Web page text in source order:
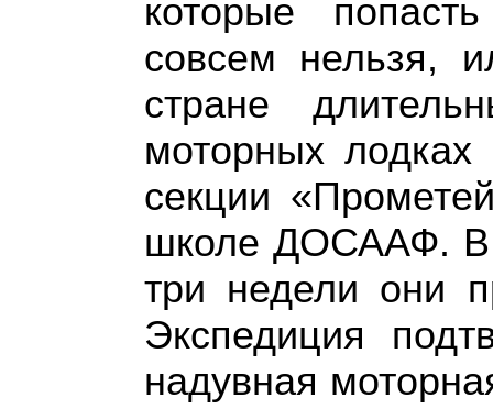
которые
совсем нельзя,
стране
моторных
секции
школе ДОСААФ. В
три недели они
Экспедиция
надувная